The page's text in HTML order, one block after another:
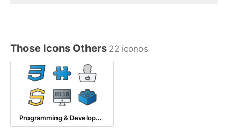
Those Icons Others 22 iconos
Programming & Development